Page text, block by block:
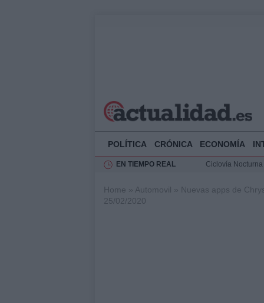
POLÍTICA CRÓNICA ECONOMÍA
EN TIEMPO REAL
Ciclovía
Rehabilitación de
Home » Automovil » Nuevas apps de
25/02/2020